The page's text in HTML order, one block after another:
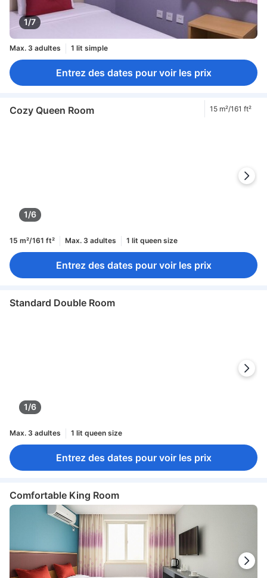
1/7
Max. 3 adultes 1 lit simple
Entrez des dates pour voir les prix
Cozy Queen Room 15 m²/161 ft²
1/6
15 m²/161 ft² Max. 3 adultes 1 lit queen size
Entrez des dates pour voir les prix
Standard Double Room
1/6
Max. 3 adultes 1 lit queen size
Entrez des dates pour voir les prix
Comfortable King Room